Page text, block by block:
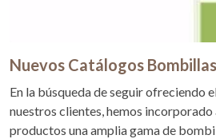
Nuevos Catálogos
En la búsqueda de seguir ofreciendo
nuestros clientes, hemos
productos una amplia gama de